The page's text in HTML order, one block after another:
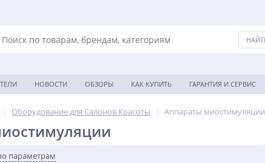
НОВОСТИ ОБЗОРЫ КАК КУПИТЬ ГАРАНТИЯ И СЕРВИС
| Оборудование для Салонов Красоты | Аппараты миостимуляции
параметрам